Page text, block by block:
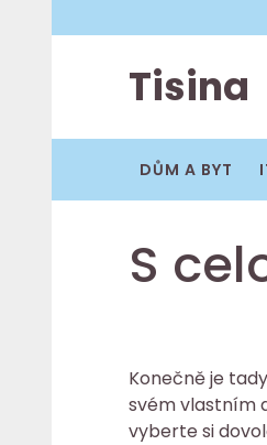
to
Tisina
DŮM A BYT
S
Konečně je
svém vlastním
vyberte si